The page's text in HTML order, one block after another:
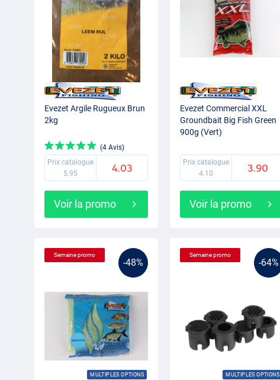
Evezet Argile Rugueux Brun
2kg
(4 Avis)
Prix catalogue
5.95
4.03
Voir la promo
Evezet Commercial XXL
Groundbait Big Fish Green
900g (Vert)
Prix catalogue
4.10
3.90
Voir la promo
-48%
MULTIPLES OPTIONS
Semaine promo
-64%
MULTIPLES OPTIONS
Semaine promo